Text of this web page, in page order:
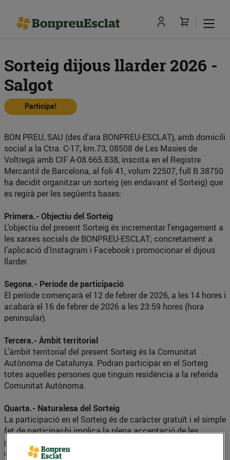
Sorteig dijous llarder 2026 -
Salgot
Participa!
BON PREU, SAU (des d'ara BONPREU-ESCLAT), amb domicili
social a la Ctra. C-17, km.73, 08508 de Les Masies de
Voltregà amb CIF A-08.665.838, inscrita en el Registre
Mercantil de Barcelona, al foli 41, volum 22507, full B 38750
ha decidit organitzar un sorteig (en endavant el Sorteig) que
es regirà per les següents bases:
Primera.- Objectiu del Sorteig
L'objectiu del present Sorteig és incrementar l'engagement a
les xarxes socials de BONPREU-ESCLAT; concretament a
l’aplicació d’Instagram i Facebook i promocionar el dijous
llarder.
Segona.- Període de participació
El període començarà el 12 de febrer de 2026, a les 14 hores i
acabarà el 16 de febrer de 2026 a les 23:59 hores (hora
peninsular).
Tercera.- Àmbit territorial
L'àmbit territorial del present Sorteig és la Comunitat
Autònoma de Catalunya. Podran participar en el Sorteig
totes aquelles persones que tinguin residència a la referida
Comunitat Autònoma.
Quarta.- Naturalesa del Sorteig
La participació en el Sorteig és de caràcter gratuït i el simple
fet de participar-hi implica la plena acceptació de les
presents bases en la seva totalitat. En conseqüència,
qualsevol manifestació en el sentit de no acceptar-les